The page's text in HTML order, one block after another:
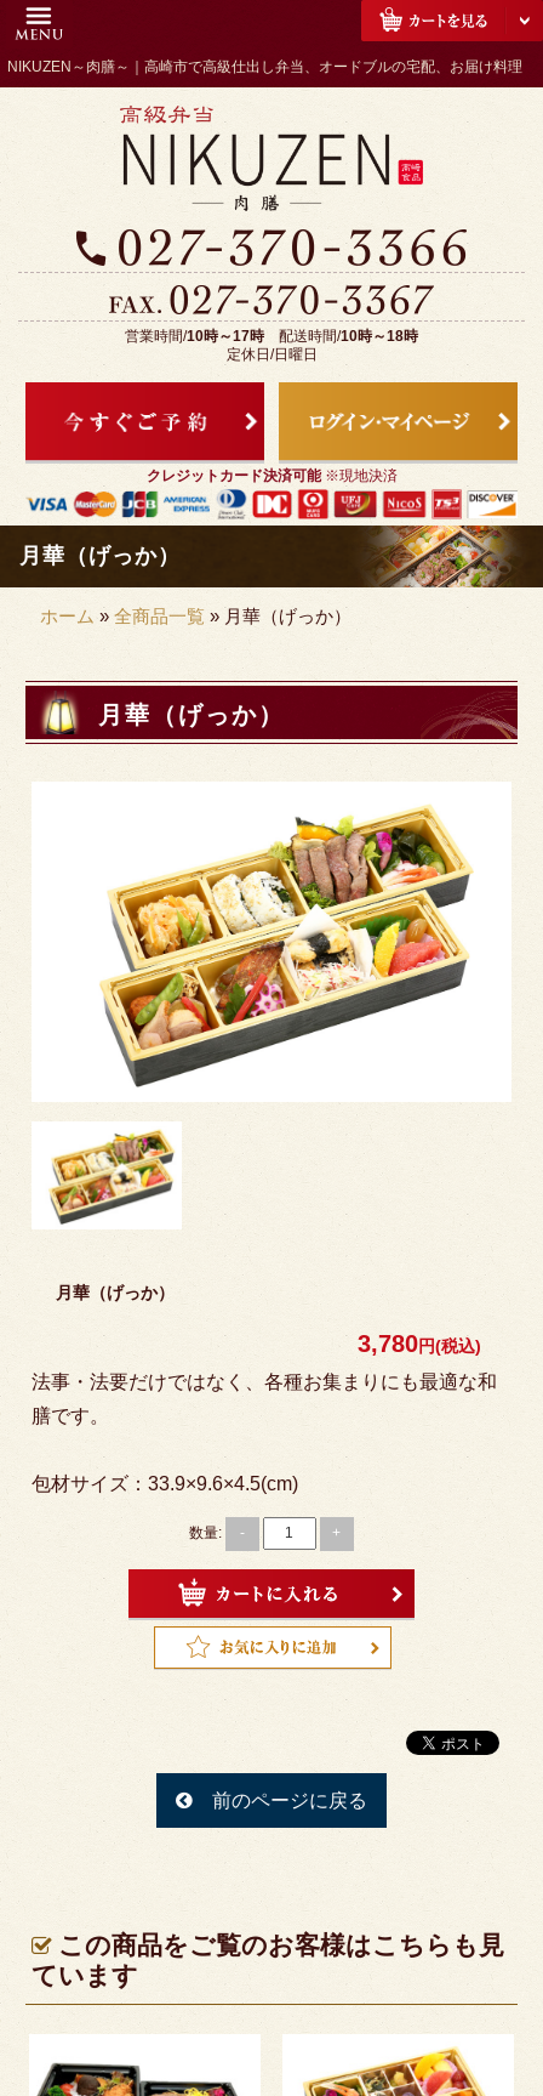
ン
テNIKUZEN～肉膳～｜高崎市で高級仕出し弁当、オードブルの宅配、お届け料理
営業時間/10時～17時配送時間/10時～18時
定休日/日曜日
クレジットカード決済可能 ※現地決済
月華（げっか）
HOME
NIKUZENのこだわり
配達エリア・注文方法
全商品一覧
お客様の声
ご利用シーンから選ぶ
行事・地域の集まり｜高崎市
「NIKUZEN～肉膳～」
慶事・法事
幕の内弁当
サイドメニュー
価格から選ぶ
1000円～1999円
2000円～3000円
3000円以上
こだわりシリーズから選ぶ
彩色の二段弁当シリーズ
お知らせ
ログイン・マイページ
ホーム » 全商品一覧» 月華（げっか）
月華（げっか）
月華（げっか）
3,780 円(税込)
法事・法要だけではなく、各種お集まりにも最適な和
膳です。
包材サイズ：33.9×9.6×4.5(cm)
数量: - +
前のページに戻る
この商品をご覧のお客様はこちらも見
ています